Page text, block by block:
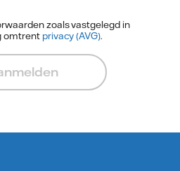
zoals vastgelegd in
omtrent privacy (AVG).